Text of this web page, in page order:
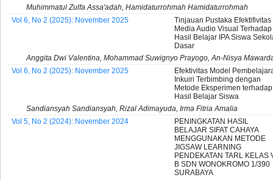
Muhimmatul Zulfa Assa'adah, Hamidaturrohmah Hamidaturrohmah
Vol 6, No 2 (2025): November 2025
Tinjauan Pustaka Efektifivitas
Media Audio Visual Terhadap
Hasil Belajar IPA Siswa
Dasar
Anggita Dwi Valentina, Mohammad Suwignyo Prayogo, An-Nisya
Vol 6, No 2 (2025): November 2025
Efektivitas Model
Inkuiri Terbimbing dengan
Metode Eksperimen terhadap
Hasil Belajar Siswa
Sandiansyah Sandiansyah, Rizal Adimayuda, Irma Fitria Amalia
Vol 5, No 2 (2024): November 2024
PENINGKATAN HASIL
BELAJAR SIFAT CAHAYA
MENGGUNAKAN METODE
JIGSAW LEARNING
PENDEKATAN TARL KELAS
B SDN WONOKROMO 1/390
SURABAYA